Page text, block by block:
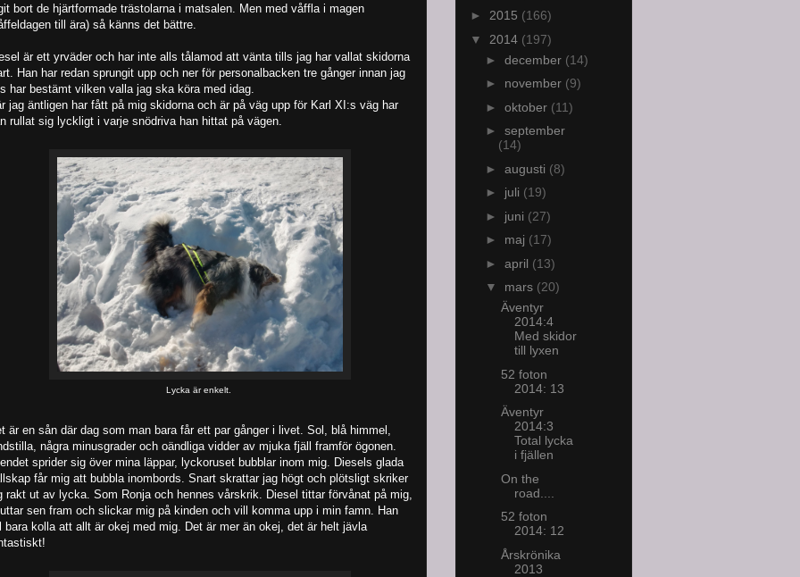
bort de hjärtformade trästolarna i matsalen. Men med våffla i magen
till ära) så känns det bättre.
är ett yrväder och har inte alls tålamod att vänta tills jag har vallat skidorna
Han har redan sprungit upp och ner för personalbacken tre gånger innan jag
har bestämt vilken valla jag ska köra med idag.
jag äntligen har fått på mig skidorna och är på väg upp för Karl XI:s väg har
rullat sig lyckligt i varje snödriva han hittat på vägen.
Lycka är enkelt.
är en sån där dag som man bara får ett par gånger i livet. Sol, blå himmel,
några minusgrader och oändliga vidder av mjuka fjäll framför ögonen.
sprider sig över mina läppar, lyckoruset bubblar inom mig. Diesels glada
får mig att bubbla inombords. Snart skrattar jag högt och plötsligt skriker
rakt ut av lycka. Som Ronja och hennes vårskrik. Diesel tittar förvånat på mig,
sen fram och slickar mig på kinden och vill komma upp i min famn. Han
bara kolla att allt är okej med mig. Det är mer än okej, det är helt jävla
► 2015 (166)
▼ 2014 (197)
► december (14)
► november (9)
► oktober (11)
► september
(14)
► augusti (8)
► juli (19)
► juni (27)
► maj (17)
► april (13)
▼ mars (20)
Äventyr
2014:4
Med skidor
till lyxen
52 foton
2014: 13
Äventyr
2014:3
Total lycka
i fjällen
On the
road....
52 foton
2014: 12
Årskrönika
2013